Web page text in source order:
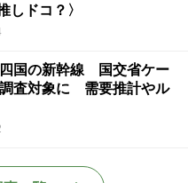
しドコ？〉
四国の新幹線 国交省ケー
査対象に 需要推計やル